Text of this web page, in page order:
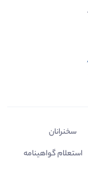
سخنرانان
استعلام گواهینامه